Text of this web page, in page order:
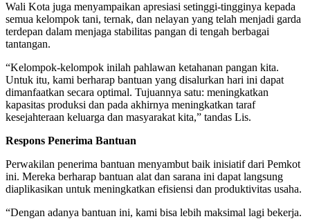
Wali Kota juga menyampaikan apresiasi setinggi-tingginya kepada
semua kelompok tani, ternak, dan nelayan yang telah menjadi garda
terdepan dalam menjaga stabilitas pangan di tengah berbagai
tantangan.
“Kelompok-kelompok inilah pahlawan ketahanan pangan kita.
Untuk itu, kami berharap bantuan yang disalurkan hari ini dapat
dimanfaatkan secara optimal. Tujuannya satu: meningkatkan
kapasitas produksi dan pada akhirnya meningkatkan taraf
kesejahteraan keluarga dan masyarakat kita,” tandas Lis.
Respons Penerima Bantuan
Perwakilan penerima bantuan menyambut baik inisiatif dari Pemkot
ini. Mereka berharap bantuan alat dan sarana ini dapat langsung
diaplikasikan untuk meningkatkan efisiensi dan produktivitas usaha.
“Dengan adanya bantuan ini, kami bisa lebih maksimal lagi bekerja.